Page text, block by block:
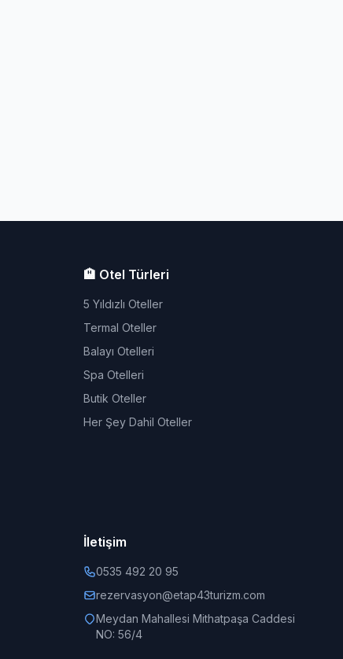
🏨 Otel Türleri
5 Yıldızlı Oteller
Termal Oteller
Balayı Otelleri
Spa Otelleri
Butik Oteller
Her Şey Dahil Oteller
İletişim
0535 492 20 95
rezervasyon@etap43turizm.com
Meydan Mahallesi Mithatpaşa Caddesi
NO: 56/4